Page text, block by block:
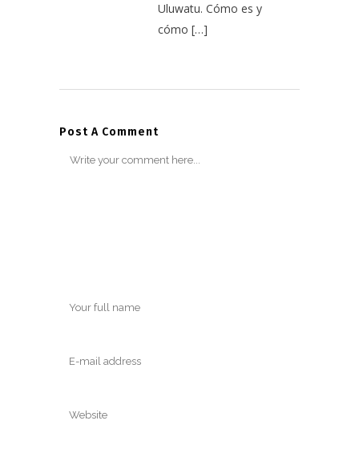
Uluwatu. Cómo es y
cómo […]
Post A Comment